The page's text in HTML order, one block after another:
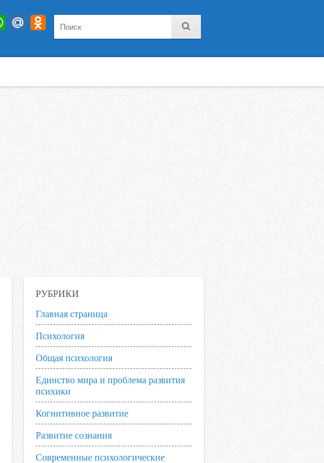
WhatsAppMail.RuOdnoklassniki
РУБРИКИ
Главная страница
Психология
Общая психология
Единство мира и проблема развития
психики
Когнитивное развитие
Развитие сознания
Современные психологические